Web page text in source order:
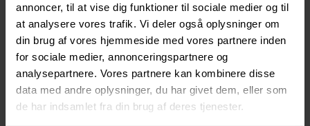
annoncer, til at vise dig funktioner til sociale medier og til
at analysere vores trafik. Vi deler også oplysninger om
din brug af vores hjemmeside med vores partnere inden
for sociale medier, annonceringspartnere og
analysepartnere. Vores partnere kan kombinere disse
data med andre oplysninger, du har givet dem, eller som
de har indsamlet fra din brug af deres tjenester.
Information Specifikationer
Produktinformation
Mærke: Rahn
Platform til startskammel